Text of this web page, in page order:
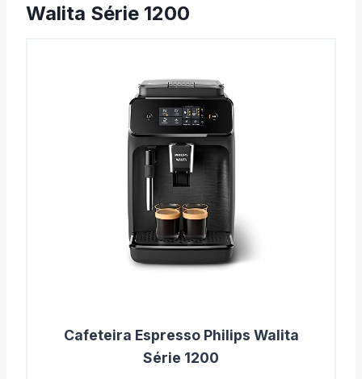
Walita Série 1200
Cafeteira Espresso Philips Walita
Série 1200